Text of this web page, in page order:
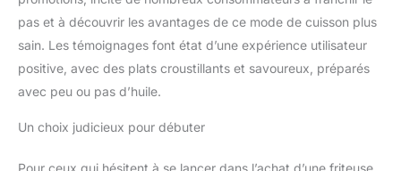
pas et à découvrir les avantages de ce mode de cuisson plus
sain. Les témoignages font état d’une expérience utilisateur
positive, avec des plats croustillants et savoureux, préparés
avec peu ou pas d’huile.
Un choix judicieux pour débuter